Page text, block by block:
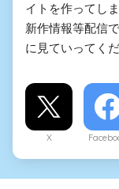
イトを作ってし
新作情報等配信
に見ていってくだ
X